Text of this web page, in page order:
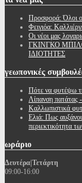
Προσφορά: Όλοι
Φειγιόα:
Oι νέοι μας
ΓΚΙΝΓΚΟ
ΙΔΙΟΤΗΤΕΣ
γεωπονικές
Πότε να φυτέψω
Λίπανση πατάτας
Καλλωπιστικά
Ελιά: Πως
περιεκτικότητα
ωράριο
Δευτέρα|Τετάρτη
09:00-16:00